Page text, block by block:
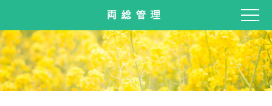
両総管理